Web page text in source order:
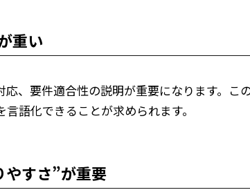
重い
、要件適合性の説明が重要になります。こ
語化できることが求められます。
すさ”が重要